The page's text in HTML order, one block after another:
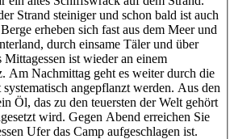
Strand steiniger und schon bald ist auch
erheben sich fast aus dem Meer und
durch einsame Täler und über
ist wieder an einem
Am Nachmittag geht es weiter durch die
angepflanzt werden. Aus den
Öl, das zu den teuersten der Welt gehört
wird. Gegen Abend erreichen Sie
Ufer das Camp aufgeschlagen ist.